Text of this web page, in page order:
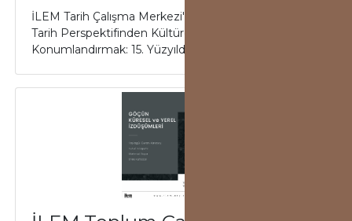
İLEM Tarih Çalışma Merkezi'nin düzenlediği “Küresel
Tarih Perspektifinden Kültürel Merkezleri
Konumlandırmak: 15. Yüzyılda Herat, Kahire ve ...